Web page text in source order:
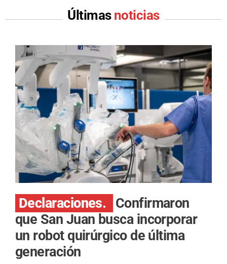
Últimas noticias
Declaraciones.
Confirmaron
que San Juan busca incorporar
un robot quirúrgico de última
generación